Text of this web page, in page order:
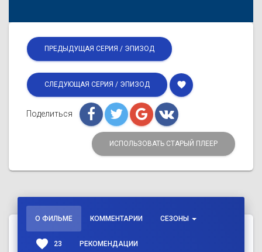
ПРЕДЫДУЩАЯ СЕРИЯ / ЭПИЗОД
СЛЕДУЮЩАЯ СЕРИЯ / ЭПИЗОД favorite
Поделиться
ИСПОЛЬЗОВАТЬ СТАРЫЙ ПЛЕЕР
О ФИЛЬМЕ КОММЕНТАРИИ СЕЗОНЫ
favorite 23 РЕКОМЕНДАЦИИ